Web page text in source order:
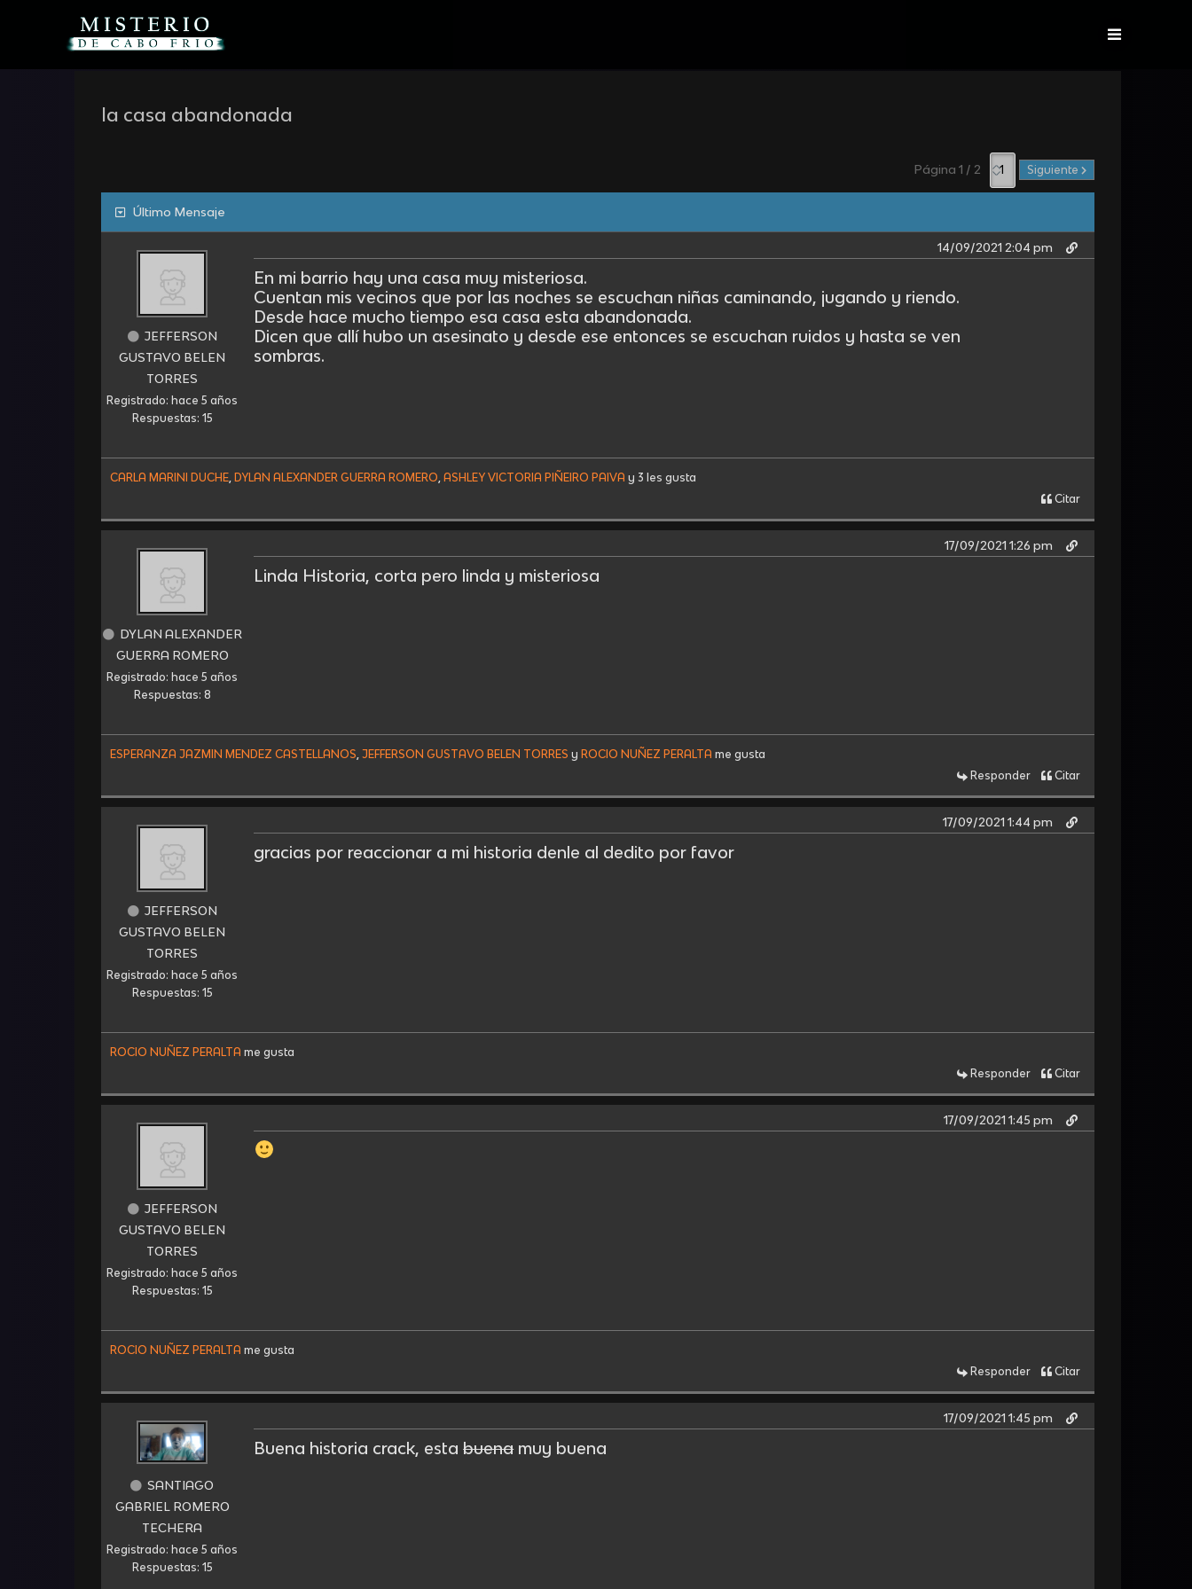
la casa abandonada
Página 1 / 2 Siguiente
Último Mensaje
JEFFERSON
GUSTAVO BELEN
TORRES
Registrado: hace 5 años
Respuestas: 15
14/09/2021 2:04 pm
En mi barrio hay una casa muy misteriosa.
Cuentan mis vecinos que por las noches se escuchan niñas caminando, jugando y riendo.
Desde hace mucho tiempo esa casa esta abandonada.
Dicen que allí hubo un asesinato y desde ese entonces se escuchan ruidos y hasta se ven
sombras.
CARLA MARINI DUCHE, DYLAN ALEXANDER GUERRA ROMERO,ASHLEY VICTORIA PIÑEIRO PAIVA y 3 les gusta
Citar
DYLAN ALEXANDER
GUERRA ROMERO
Registrado: hace 5 años
Respuestas: 8
17/09/2021 1:26 pm
Linda Historia, corta pero linda y misteriosa
ESPERANZA JAZMIN MENDEZ CASTELLANOS,JEFFERSON GUSTAVO BELEN TORRES y ROCIO NUÑEZ PERALTA me gusta
Responder
Citar
JEFFERSON
GUSTAVO BELEN
TORRES
Registrado: hace 5 años
Respuestas: 15
17/09/2021 1:44 pm
gracias por reaccionar a mi historia denle al dedito por favor
ROCIO NUÑEZ PERALTA me gusta
Responder
Citar
JEFFERSON
GUSTAVO BELEN
TORRES
Registrado: hace 5 años
Respuestas: 15
17/09/2021 1:45 pm
ROCIO NUÑEZ PERALTA me gusta
Responder
Citar
SANTIAGO
GABRIEL ROMERO
TECHERA
Registrado: hace 5 años
Respuestas: 15
17/09/2021 1:45 pm
Buena historia crack, estabuenamuy buena